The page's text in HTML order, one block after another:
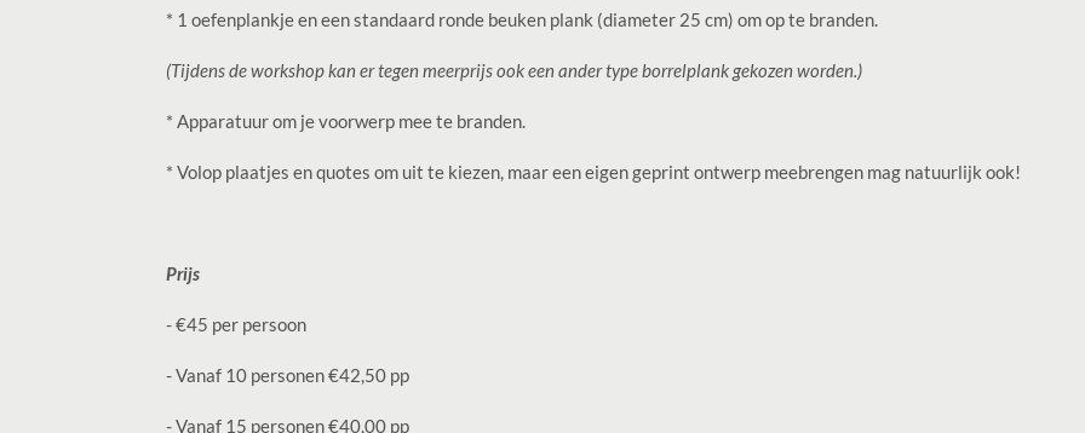
* 1 oefenplankje en een standaard ronde beuken plank (diameter 25 cm) om op te branden.
(Tijdens de workshop kan er tegen meerprijs ook een ander type borrelplank gekozen worden.)
* Apparatuur om je voorwerp mee te branden.
* Volop plaatjes en quotes om uit te kiezen, maar een eigen geprint ontwerp meebrengen mag natuurlijk ook!
Prijs
- €45 per persoon
- Vanaf 10 personen €42,50 pp
- Vanaf 15 personen €40,00 pp